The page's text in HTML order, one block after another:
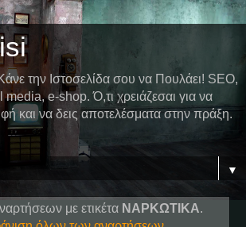
την Ιστοσελίδα σου να Πουλάει! SEO,
media, e-shop. Ό,τι χρειάζεσαι για να
και να δεις αποτελέσματα στην πράξη.
▼
με ετικέτα ΝΑΡΚΩΤΙΚΑ.